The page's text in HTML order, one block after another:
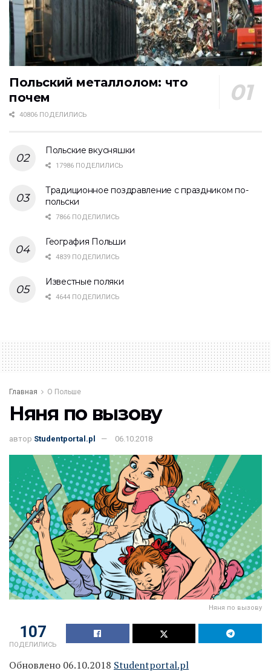
Польский металлолом: что
почем
40806 ПОДЕЛИЛИСЬ
Польские вкусняшки
17986 ПОДЕЛИЛИСЬ
Традиционное поздравление с праздником по-
польски
7866 ПОДЕЛИЛИСЬ
География Польши
4839 ПОДЕЛИЛИСЬ
Известные поляки
4644 ПОДЕЛИЛИСЬ
Главная О Польше
Няня по вызову
автор Studentportal.pl 06.10.2018
Няня по вызову
107
ПОДЕЛИЛИСЬ
Обновлено 06.10.2018 Studentportal.pl